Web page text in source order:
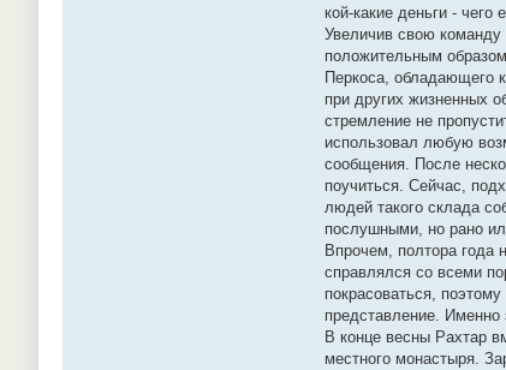
кой-какие деньги -
Увеличив свою команду
положительным
Перкоса, обладающего
при других жизненных
стремление не
использовал любую
сообщения. После
поучиться. Сейчас,
людей такого склада
послушными, но рано
Впрочем, полтора года
справлялся со всеми
покрасоваться,
представление.
В конце весны Рахтар
местного монастыря.